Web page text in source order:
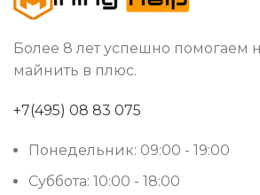
Более 8 лет успешно помогаем
майнить в плюс.
+7(495) 08 83 075
Понедельник: 09:00 - 19:00
Суббота: 10:00 - 18:00